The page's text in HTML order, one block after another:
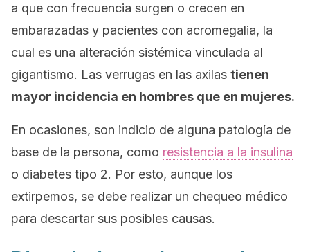
a que con frecuencia surgen o crecen en
embarazadas y pacientes con acromegalia, la
cual es una alteración sistémica vinculada al
gigantismo. Las verrugas en las axilas tienen
mayor incidencia en hombres que en mujeres.
En ocasiones, son indicio de alguna patología de
base de la persona, como resistencia a la insulina
o diabetes tipo 2. Por esto, aunque los
extirpemos, se debe realizar un chequeo médico
para descartar sus posibles causas.